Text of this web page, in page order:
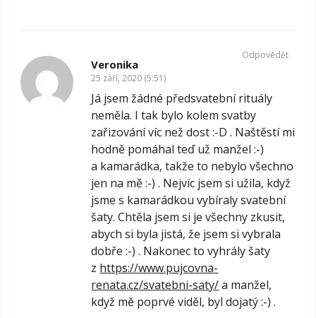
Veronika
25 září, 2020 (5:51)
Já jsem žádné předsvatební rituály
neměla. I tak bylo kolem svatby
zařizování víc než dost :-D . Naštěstí mi
hodně pomáhal teď už manžel :-)
a kamarádka, takže to nebylo všechno
jen na mě :-) . Nejvíc jsem si užila, když
jsme s kamarádkou vybíraly svatební
šaty. Chtěla jsem si je všechny zkusit,
abych si byla jistá, že jsem si vybrala
dobře :-) . Nakonec to vyhrály šaty
z https://www.pujcovna-
renata.cz/svatebni-saty/a manžel,
když mě poprvé viděl, byl dojatý :-) .
Odpovědět